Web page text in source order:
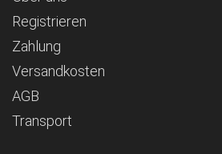
Registrieren
Zahlung
Versandkosten
AGB
Transport